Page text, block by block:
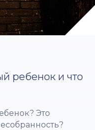
ребенок и что
Это